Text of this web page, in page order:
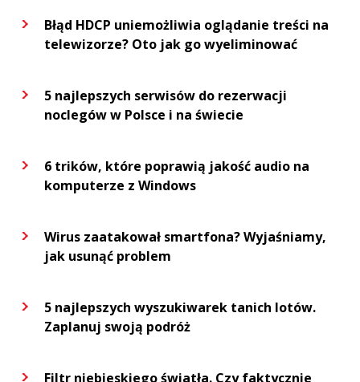
Błąd HDCP uniemożliwia oglądanie treści na
telewizorze? Oto jak go wyeliminować
5 najlepszych serwisów do rezerwacji
noclegów w Polsce i na świecie
6 trików, które poprawią jakość audio na
komputerze z Windows
Wirus zaatakował smartfona? Wyjaśniamy,
jak usunąć problem
5 najlepszych wyszukiwarek tanich lotów.
Zaplanuj swoją podróż
Filtr niebieskiego światła. Czy faktycznie